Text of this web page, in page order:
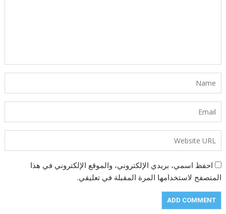
احفظ اسمي، بريدي الإلكتروني، والموقع الإلكتروني في هذا
المتصفح لاستخدامها المرة المقبلة في تعليقي.